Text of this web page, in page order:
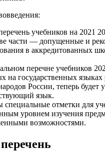
учебников на 2021
части — допущенные и
в аккредитованных
перечне учебников
на государственных
России, теперь будет
язык.
специальные отметки для
уровнем изучения
возможностями.